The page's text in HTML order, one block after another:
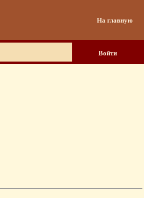
На главную
Войти